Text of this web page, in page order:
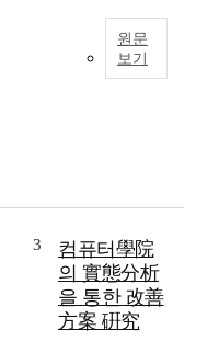
원문
보기
3
컴퓨터學院
의 實態分析
을 통한 改善
方案 硏究